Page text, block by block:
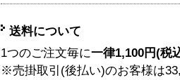
送料について
1つのご注文毎に一律1,100円(税
※売掛取引(後払い)のお客様は